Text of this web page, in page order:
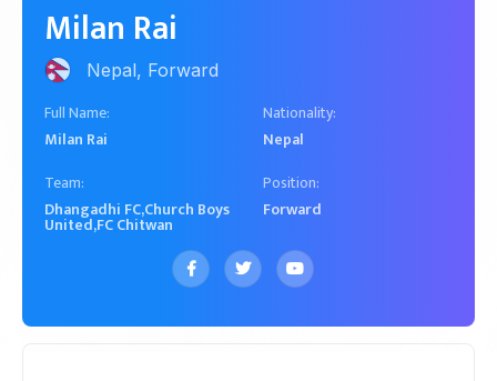
Milan Rai
Nepal, Forward
Full Name:
Milan Rai
Nationality:
Nepal
Team:
Dhangadhi FC,Church Boys
United,FC Chitwan
Position:
Forward